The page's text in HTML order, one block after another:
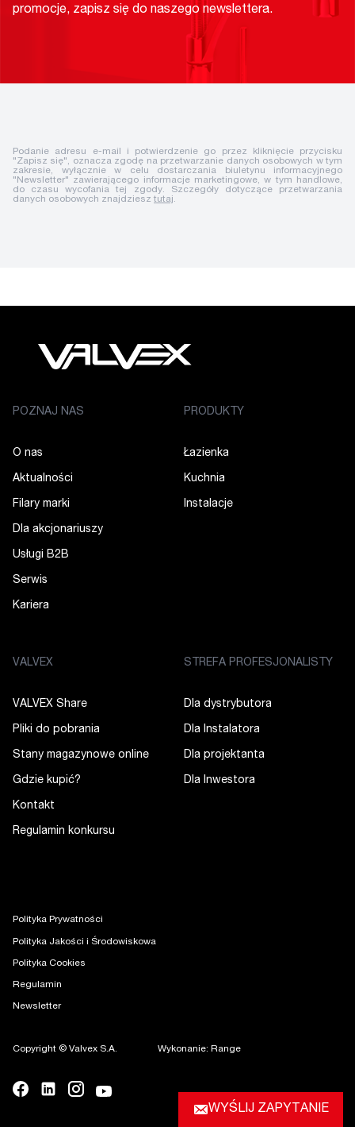
promocje, zapisz się do naszego newslettera.
Podanie adresu e-mail i potwierdzenie go przez kliknięcie przycisku
"Zapisz się", oznacza zgodę na przetwarzanie danych osobowych w tym
zakresie, wyłącznie w celu dostarczania biuletynu informacyjnego
"Newsletter" zawierającego informacje marketingowe, w tym handlowe,
do czasu wycofania tej zgody. Szczegóły dotyczące przetwarzania
danych osobowych znajdziesz tutaj.
POZNAJ NAS
O nas
Aktualności
Filary marki
Dla akcjonariuszy
Usługi B2B
Serwis
Kariera
PRODUKTY
Łazienka
Kuchnia
Instalacje
VALVEX
VALVEX Share
Pliki do pobrania
Stany magazynowe online
Gdzie kupić?
Kontakt
Regulamin konkursu
STREFA PROFESJONALISTY
Dla dystrybutora
Dla Instalatora
Dla projektanta
Dla Inwestora
Polityka Prywatności
Polityka Jakości i Środowiskowa
Polityka Cookies
Regulamin
Newsletter
Copyright © Valvex S.A. Wykonanie: Range
WYŚLIJ ZAPYTANIE